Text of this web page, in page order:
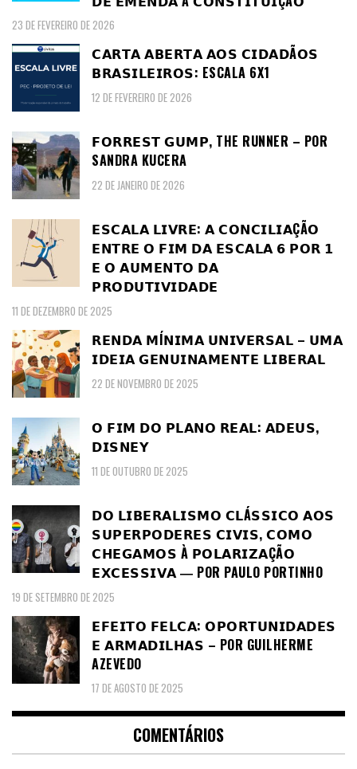
23 DE FEVEREIRO DE 2026
𝗖𝗔𝗥𝗧𝗔 𝗔𝗕𝗘𝗥𝗧𝗔 𝗔𝗢𝗦 𝗖𝗜𝗗𝗔𝗗Ã𝗢𝗦
𝗕𝗥𝗔𝗦𝗜𝗟𝗘𝗜𝗥𝗢𝗦: ESCALA 6X1
12 DE FEVEREIRO DE 2026
𝗙𝗢𝗥𝗥𝗘𝗦𝗧 𝗚𝗨𝗠𝗣, THE RUNNER – POR
SANDRA KUCERA
22 DE JANEIRO DE 2026
𝗘𝗦𝗖𝗔𝗟𝗔 𝗟𝗜𝗩𝗥𝗘: 𝗔 𝗖𝗢𝗡𝗖𝗜𝗟𝗜𝗔ÇÃ𝗢
𝗘𝗡𝗧𝗥𝗘 𝗢 𝗙𝗜𝗠 𝗗𝗔 𝗘𝗦𝗖𝗔𝗟𝗔 𝟲 𝗣𝗢𝗥 𝟭
𝗘 𝗢 𝗔𝗨𝗠𝗘𝗡𝗧𝗢 𝗗𝗔
𝗣𝗥𝗢𝗗𝗨𝗧𝗜𝗩𝗜𝗗𝗔𝗗𝗘
11 DE DEZEMBRO DE 2025
𝗥𝗘𝗡𝗗𝗔 𝗠Í𝗡𝗜𝗠𝗔 𝗨𝗡𝗜𝗩𝗘𝗥𝗦𝗔𝗟 – 𝗨𝗠𝗔
𝗜𝗗𝗘𝗜𝗔 𝗚𝗘𝗡𝗨𝗜𝗡𝗔𝗠𝗘𝗡𝗧𝗘 𝗟𝗜𝗕𝗘𝗥𝗔𝗟
22 DE NOVEMBRO DE 2025
𝗢 𝗙𝗜𝗠 𝗗𝗢 𝗣𝗟𝗔𝗡𝗢 𝗥𝗘𝗔𝗟: 𝗔𝗗𝗘𝗨𝗦,
𝗗𝗜𝗦𝗡𝗘𝗬
11 DE OUTUBRO DE 2025
𝗗𝗢 𝗟𝗜𝗕𝗘𝗥𝗔𝗟𝗜𝗦𝗠𝗢 𝗖𝗟Á𝗦𝗦𝗜𝗖𝗢 𝗔𝗢𝗦
𝗦𝗨𝗣𝗘𝗥𝗣𝗢𝗗𝗘𝗥𝗘𝗦 𝗖𝗜𝗩𝗜𝗦, 𝗖𝗢𝗠𝗢
𝗖𝗛𝗘𝗚𝗔𝗠𝗢𝗦 À 𝗣𝗢𝗟𝗔𝗥𝗜𝗭𝗔ÇÃ𝗢
𝗘𝗫𝗖𝗘𝗦𝗦𝗜𝗩𝗔 ― POR PAULO PORTINHO
19 DE SETEMBRO DE 2025
𝗘𝗙𝗘𝗜𝗧𝗢 𝗙𝗘𝗟𝗖𝗔: 𝗢𝗣𝗢𝗥𝗧𝗨𝗡𝗜𝗗𝗔𝗗𝗘𝗦
𝗘 𝗔𝗥𝗠𝗔𝗗𝗜𝗟𝗛𝗔𝗦 – POR GUILHERME
AZEVEDO
17 DE AGOSTO DE 2025
COMENTÁRIOS